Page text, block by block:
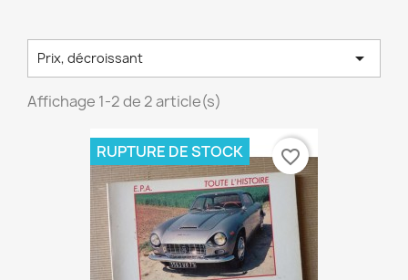
Prix, décroissant 
Affichage 1-2 de 2 article(s)
RUPTURE DE STOCK favorite_border